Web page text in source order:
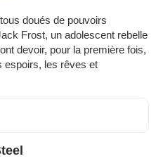
doués de pouvoirs
Frost, un adolescent rebelle
devoir, pour la première fois,
espoirs, les rêves et